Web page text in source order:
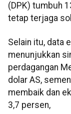
(DPK) tumbuh
tetap terjaga
Selain itu, data
menunjukkan
perdagangan
dolar AS,
membaik dan
3,7 persen,